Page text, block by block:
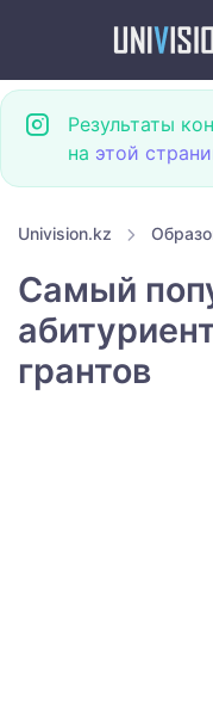
Результаты
на этой
Univision.kz
Самый
грантов